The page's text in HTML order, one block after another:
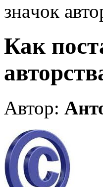
значок
Как
Автор: